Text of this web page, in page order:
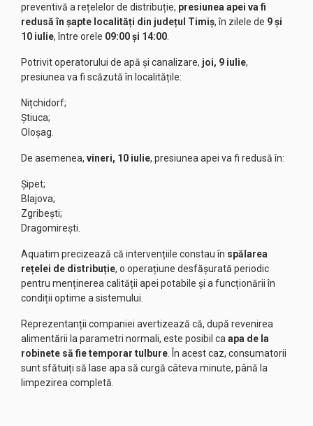
preventivă a rețelelor de distribuție, presiunea apei va fi
redusă în șapte localități din județul Timiș, în zilele de 9 și
10 iulie, între orele 09:00 și 14:00
Potrivit operatorului de apă și canalizare, joi, 9 iulie,
presiunea va fi scăzută în localitățile:
Nițchidorf;
Știuca;
Oloșag.
De asemenea, vineri, 10 iulie, presiunea apei va fi redusă în:
Șipet;
Blajova;
Zgribești;
Dragomirești.
Aquatim precizează că intervențiile constau în spălarea
rețelei de distribuție, o operațiune desfășurată periodic
pentru menținerea calității apei potabile și a funcționării în
condiții optime a sistemului.
Reprezentanții companiei avertizează că, după revenirea
alimentării la parametri normali, este posibil ca apa de la
robinete să fie temporar tulbure . În acest caz, consumatorii
sunt sfătuiți să lase apa să curgă câteva minute, până la
limpezirea completă.